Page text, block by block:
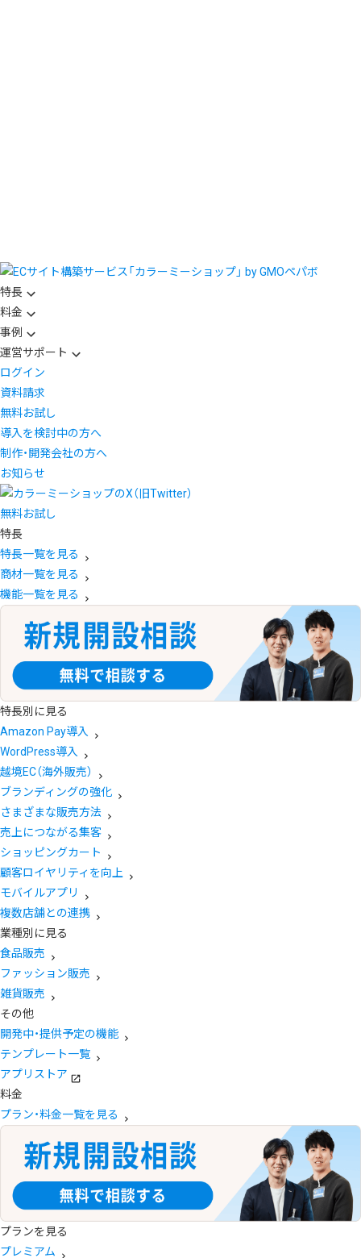
特長
料金
事例
運営サポート
ログイン
資料請求
無料お試し
導入を検討中の方へ
制作・開発会社の方へ
お知らせ
無料お試し
特長
特長一覧を見る
商材一覧を見る
機能一覧を見る
特長別に見る
Amazon Pay導入
WordPress導入
越境EC（海外販売）
ブランディングの強化
さまざまな販売方法
売上につながる集客
ショッピングカート
顧客ロイヤリティを向上
モバイルアプリ
複数店舗との連携
業種別に見る
食品販売
ファッション販売
雑貨販売
その他
開発中・提供予定の機能
テンプレート一覧
アプリストア
料金
プラン・料金一覧を見る
プランを見る
プレミアム